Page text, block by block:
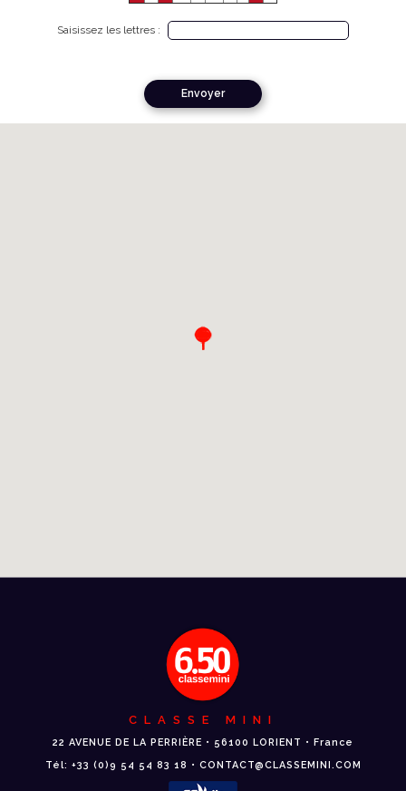
Saisissez les lettres :
CLASSE MINI
22 AVENUE DE LA PERRIÈRE • 56100 LORIENT • France
Tél: +33 (0)9 54 54 83 18 • CONTACT@CLASSEMINI.COM